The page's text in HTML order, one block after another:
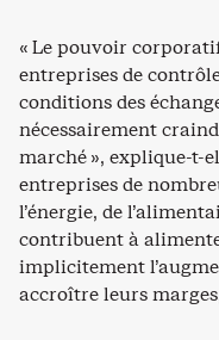
« Le pouvoir
entreprises de
conditions des
nécessairement
marché », explique-t-
entreprises de
l’énergie, de
contribuent à
implicitement
accroître leurs